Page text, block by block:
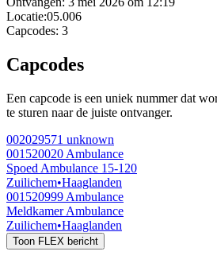
Locatie:05.006
Capcodes: 3
Capcodes
Een capcode is een uniek nummer dat
te sturen naar de juiste ontvanger.
002029571 unknown
001520020 Ambulance
Spoed Ambulance 15-120
Zuilichem•Haaglanden
001520999 Ambulance
Meldkamer Ambulance
Zuilichem•Haaglanden
Toon FLEX bericht